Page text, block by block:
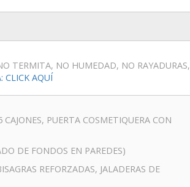
TERMITA, NO HUMEDAD, NO RAYADURAS,
CLICK AQUÍ
PUERTA COSMETIQUERA CON
DE FONDOS EN PAREDES)
REFORZADAS, JALADERAS DE